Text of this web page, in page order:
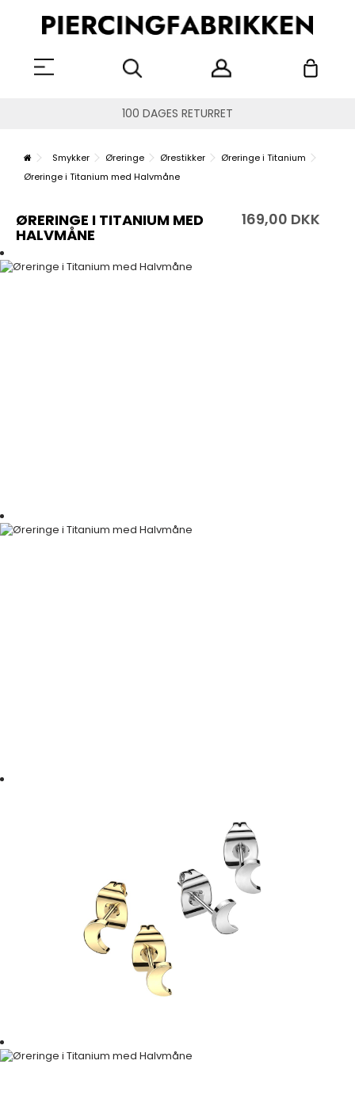
100 DAGES RETURRET
Smykker Øreringe Ørestikker
Øreringe i Titanium
Øreringe i Titanium med Halvmåne
ØRERINGE I TITANIUM MED
HALVMÅNE
169,00 DKK